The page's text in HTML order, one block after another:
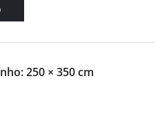
250 × 350 cm